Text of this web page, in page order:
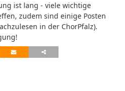
ist lang - viele wichtige
zudem sind einige Posten
in der ChorPfalz).